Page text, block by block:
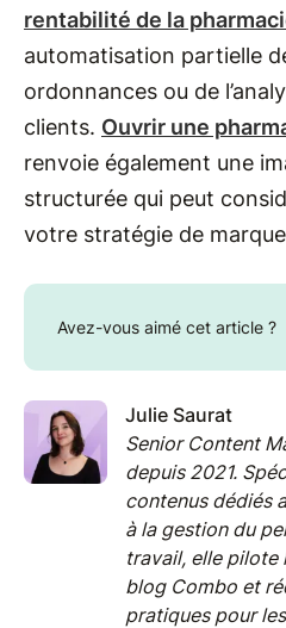
rentabilité de la
automatisation partielle
ordonnances ou de
clients. Ouvrir une
renvoie également une
structurée qui peut
votre stratégie de
Avez-vous aimé cet article ?
Julie Saurat
Senior Content
depuis 2021.
contenus dédiés
à la gestion du
travail, elle pilote
blog Combo et
pratiques pour